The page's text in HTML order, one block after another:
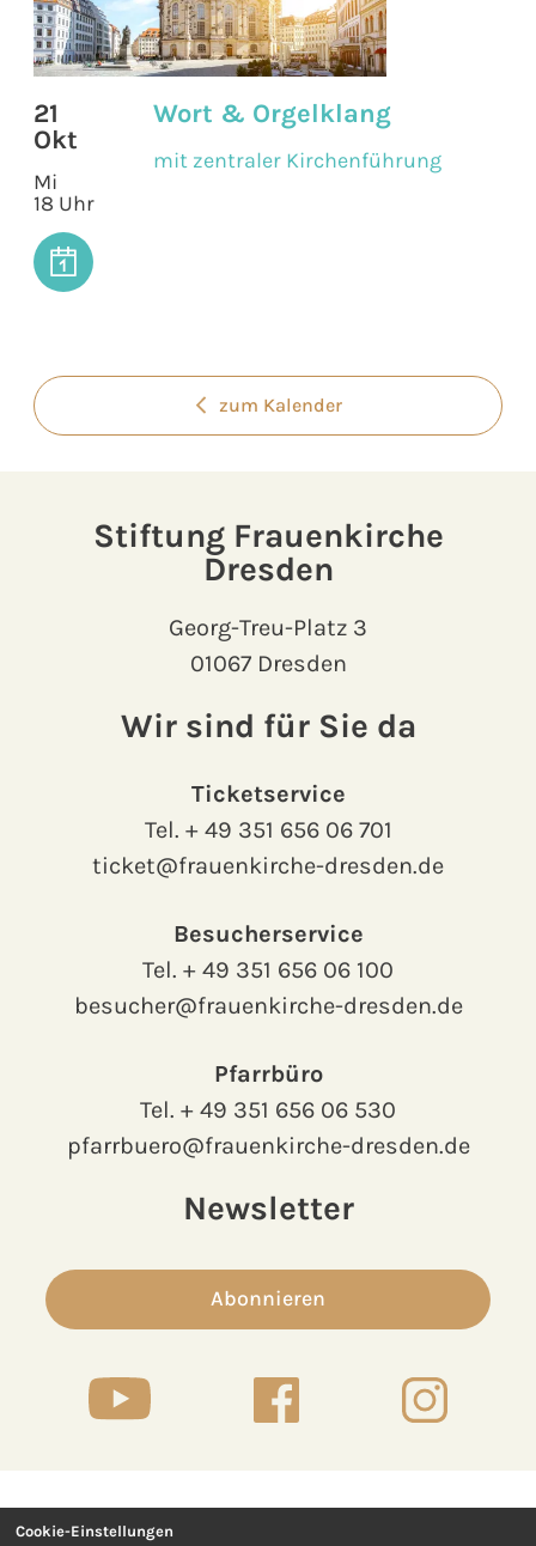
21
Okt
Mi
18 Uhr
Wort & Orgelklang
mit zentraler Kirchenführung
zum Kalender
Stiftung Frauenkirche
Dresden
Georg-Treu-Platz 3
01067 Dresden
Wir sind für Sie da
Ticketservice
Tel. + 49 351 656 06 701
ticket@frauenkirche-dresden.de
Besucherservice
Tel. + 49 351 656 06 100
besucher@frauenkirche-dresden.de
Pfarrbüro
Tel. + 49 351 656 06 530
pfarrbuero@frauenkirche-dresden.de
Newsletter
Abonnieren
Kontakt
Cookie-Einstellungen